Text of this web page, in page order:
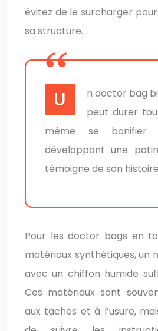
évitez de le surcharger
sa structure.
Un doctor bag bien entretenu
peut durer
même se bonifier
développant une
témoigne de son
Pour les doctor bags en
matériaux synthétiques, un
avec un chiffon humide
Ces matériaux sont
aux taches et à l’usure,